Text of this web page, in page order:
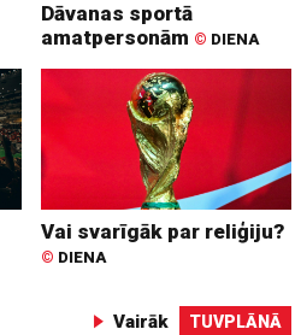
Dāvanas sportā
amatpersonām © DIENA
Vai svarīgāk par reliģiju?
© DIENA
Vairāk TUVPLĀNĀ